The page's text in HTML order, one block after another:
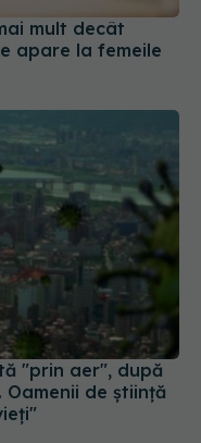
mult decât
apare la femeile
"prin aer", după
de știință